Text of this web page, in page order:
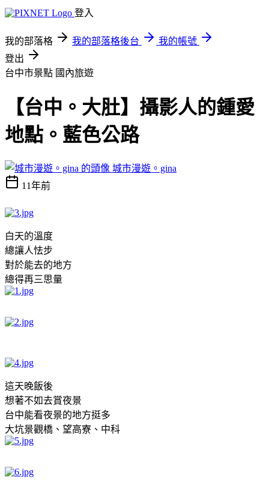
登入
我的部落格 我的部落格後台
我的帳號
登出
台中市景點 國內旅遊
【台中。大肚】攝影人的鍾愛
地點。藍色公路
城市漫遊。gina
11年前
白天的溫度
總讓人怯步
對於能去的地方
總得再三思量
這天晚飯後
想著不如去賞夜景
台中能看夜景的地方挺多
大坑景觀橋、望高寮、中科